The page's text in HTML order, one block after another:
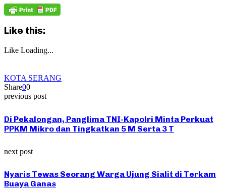
Like this:
Like Loading...
KOTA SERANG
Share00
previous post
Di Pekalongan, Panglima TNI-Kapolri Minta Perkuat
PPKM Mikro dan Tingkatkan 5 M Serta 3 T
next post
Nyaris Tewas Seorang Warga Ujung Sialit di Terkam
Buaya Ganas